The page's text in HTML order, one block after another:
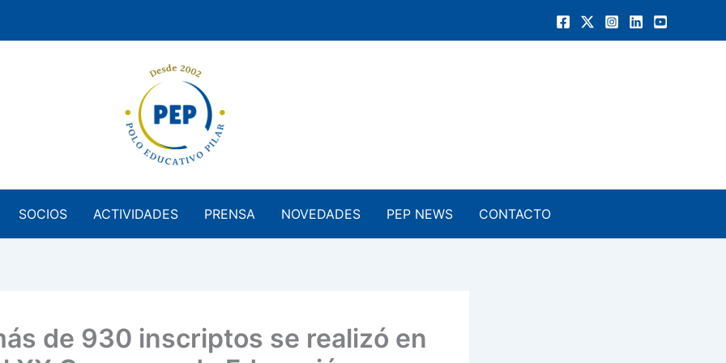
SOCIOS ACTIVIDADES PRENSA NOVEDADES PEP NEWS CONTACTO
de 930 inscriptos se realizó en